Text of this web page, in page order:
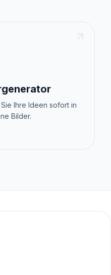
Ihre Ideen sofort in
Bilder.